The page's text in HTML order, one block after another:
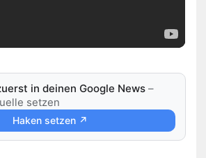
in deinen Google News –
setzen
Haken setzen ↗